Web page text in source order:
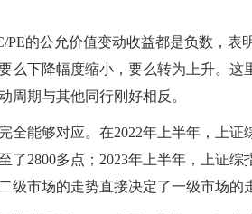
PE的公允价值变动收益都是负数，表
么下降幅度缩小，要么转为上升。这
周期与其他同行刚好相反。
全能够对应。在2022年上半年，上证
了2800多点；2023年上半年，上证综
级市场的走势直接决定了一级市场的